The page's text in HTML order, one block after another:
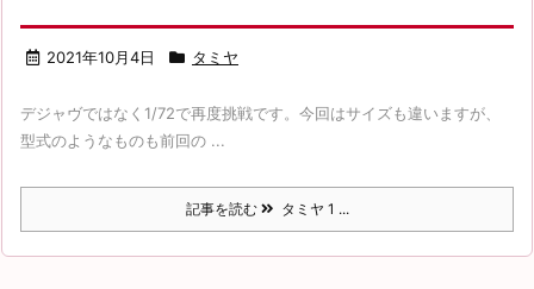
2021年10月4日 タミヤ
デジャヴではなく1/72で再度挑戦です。今回はサイズも違いますが、
型式のようなものも前回の ...
記事を読む タミヤ 1 ...